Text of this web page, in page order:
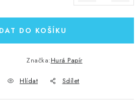
DO KOŠÍKU
Značka:Hurá Papír
Hlídat Sdílet